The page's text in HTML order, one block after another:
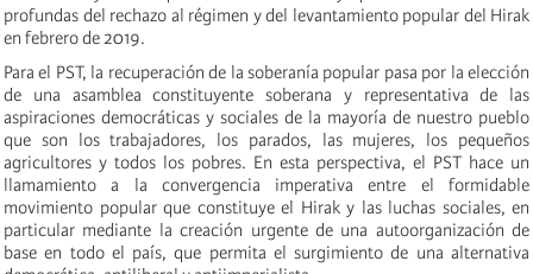
profundas del rechazo al régimen y del levantamiento popular del Hirak
en febrero de 2019.
Para el PST, la recuperación de la soberanía popular pasa por la elección
de una asamblea constituyente soberana y representativa de las
aspiraciones democráticas y sociales de la mayoría de nuestro pueblo
que son los trabajadores, los parados, las mujeres, los pequeños
agricultores y todos los pobres. En esta perspectiva, el PST hace un
llamamiento a la convergencia imperativa entre el formidable
movimiento popular que constituye el Hirak y las luchas sociales, en
particular mediante la creación urgente de una autoorganización de
base en todo el país, que permita el surgimiento de una alternativa